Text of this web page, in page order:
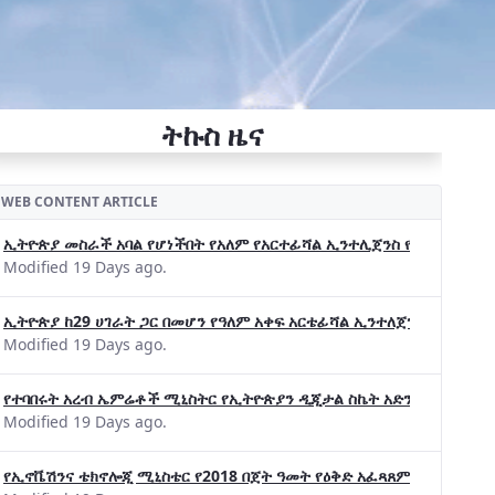
ትኩስ ዜና
WEB CONTENT ARTICLE
ኢትዮጵያ መስራች አባል የሆነችበት የአለም የአርተፊሻል ኢንተሊጀንስ የትብብር
Modified 19 Days ago.
ኢትዮጵያ ከ29 ሀገራት ጋር በመሆን የዓለም አቀፍ አርቴፊሻል ኢንተለጀንስ ትብብር
Modified 19 Days ago.
የተባበሩት አረብ ኤምሬቶች ሚኒስትር የኢትዮጵያን ዲጂታል ስኬት አድንቀዋል
Modified 19 Days ago.
የኢኖቬሽንና ቴክኖሎጂ ሚኒስቴር የ2018 በጀት ዓመት የዕቅድ አፈጻጸምና የቀጣይ